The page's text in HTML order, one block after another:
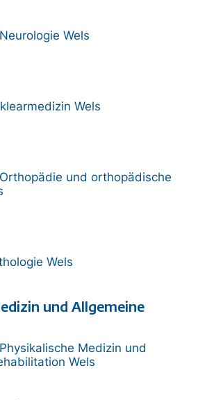
Wels
Wels
und orthopädische
Wels
und Allgemeine
Medizin und
Wels